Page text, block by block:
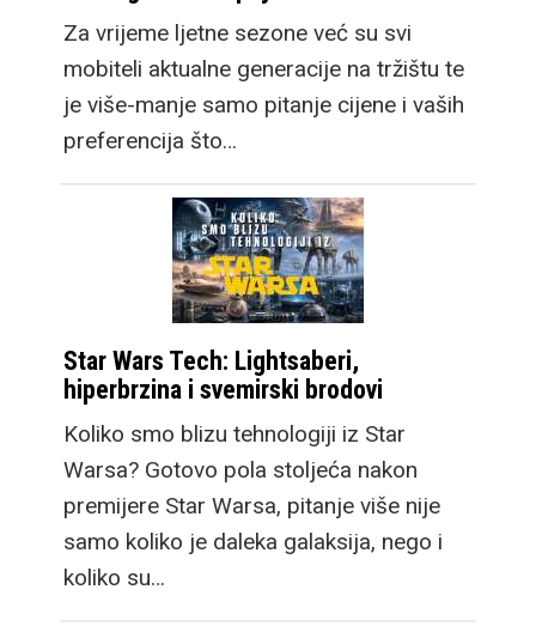
Za vrijeme ljetne sezone već su svi
mobiteli aktualne generacije na tržištu te
je više-manje samo pitanje cijene i vaših
preferencija što…
Star Wars Tech: Lightsaberi,
hiperbrzina i svemirski brodovi
Koliko smo blizu tehnologiji iz Star
Warsa? Gotovo pola stoljeća nakon
premijere Star Warsa, pitanje više nije
samo koliko je daleka galaksija, nego i
koliko su…